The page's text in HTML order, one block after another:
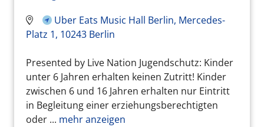
Uber Eats Music Hall Berlin, Mercedes-
Platz 1, 10243 Berlin
Presented by Live Nation Jugendschutz: Kinder
unter 6 Jahren erhalten keinen Zutritt! Kinder
zwischen 6 und 16 Jahren erhalten nur Eintritt
in Begleitung einer erziehungsberechtigten
oder ... mehr anzeigen